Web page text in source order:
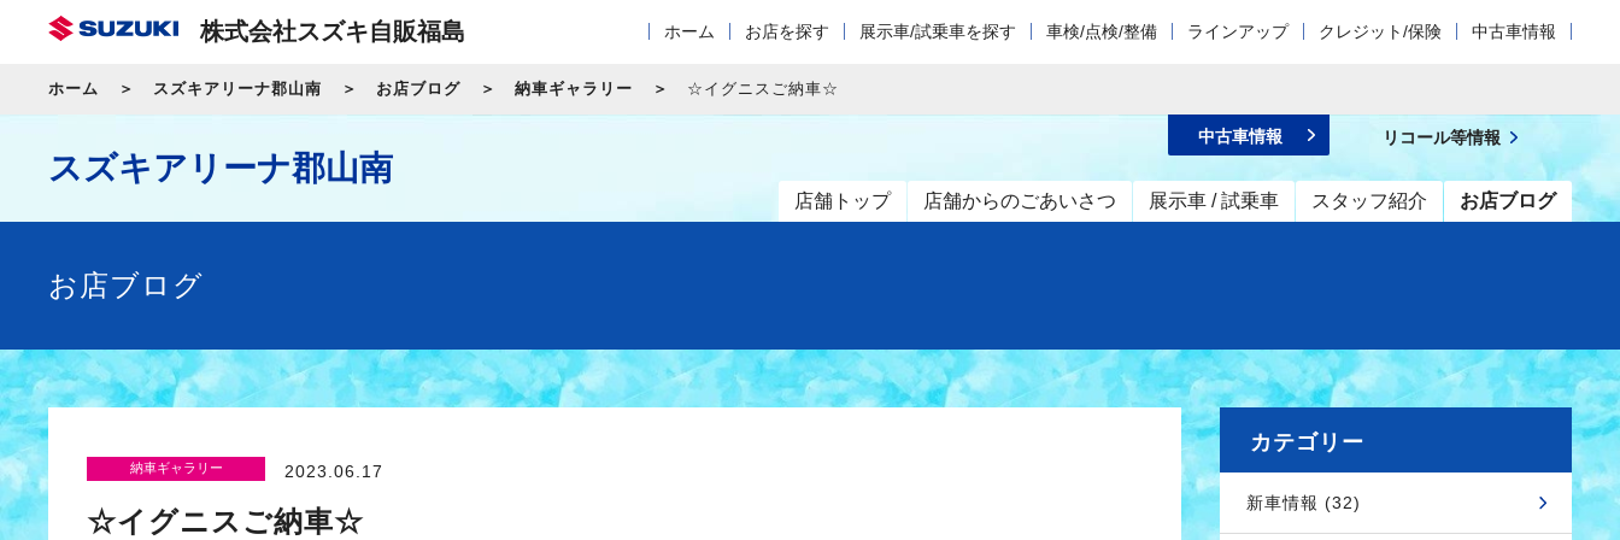
株式会社スズキ自販福島 ホーム お店を探す 展示車/試乗車を探す 車検/点検/整備 ラインアップ クレジット/保険 中古車情報
ホーム スズキアリーナ郡山南 お店ブログ 納車ギャラリー ☆イグニスご納車☆
スズキアリーナ郡山南
店舗トップ 店舗からのごあいさつ 展示車 / 試乗車 スタッフ紹介 お店ブログ
中古車情報 リコール等情報
お店ブログ
納車ギャラリー 2023.06.17
☆イグニスご納車☆
カテゴリー
新車情報 (32)